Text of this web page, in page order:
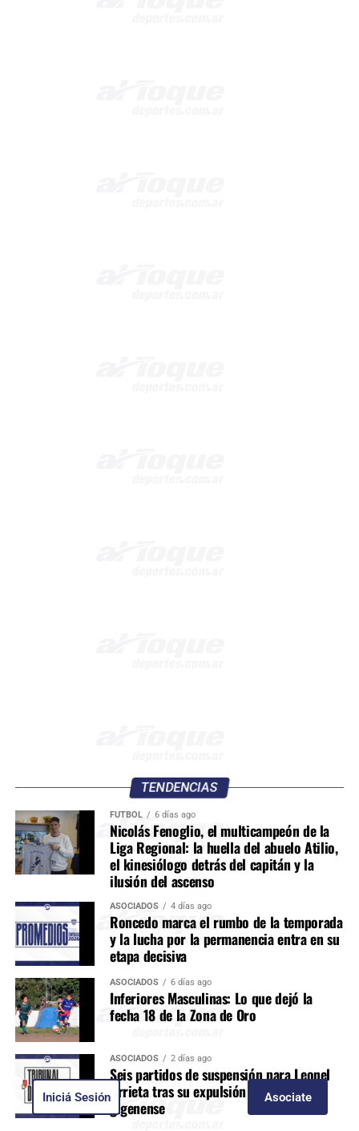
TENDENCIAS
FÚTBOL 6 días ago
Nicolás Fenoglio, el multicampeón de la
Liga Regional: la huella del abuelo Atilio,
el kinesiólogo detrás del capitán y la
ilusión del ascenso
ASOCIADOS 4 días ago
Roncedo marca el rumbo de la temporada
y la lucha por la permanencia entra en su
etapa decisiva
ASOCIADOS 6 días ago
Inferiores Masculinas: Lo que dejó la
fecha 18 de la Zona de Oro
ASOCIADOS 2 días ago
Seis partidos de suspensión para Leonel
Arrieta tras su expulsión en el clásico
gigenense
Asociate
Iniciá Sesión